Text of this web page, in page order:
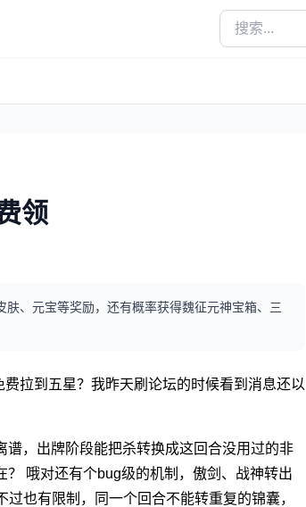
领
、元宝等奖励，还有概率获得魏征元神宝箱、三
拉到五星？我昨天刷论坛的时候看到消息还以
谱，出牌阶段能把杀转换成这回合没用过的非
哦对还有个bug级的机制，傲剑、战神转出
也有限制，同一个回合不能转重复的锦囊，